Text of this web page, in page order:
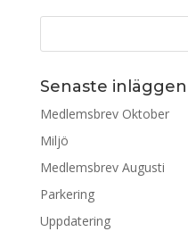
Senaste inläggen
Medlemsbrev Oktober
Miljö
Medlemsbrev Augusti
Parkering
Uppdatering